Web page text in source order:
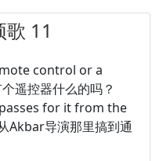
11
control or a
遥控器什么的吗？
for it from the
Akbar导演那里搞到通